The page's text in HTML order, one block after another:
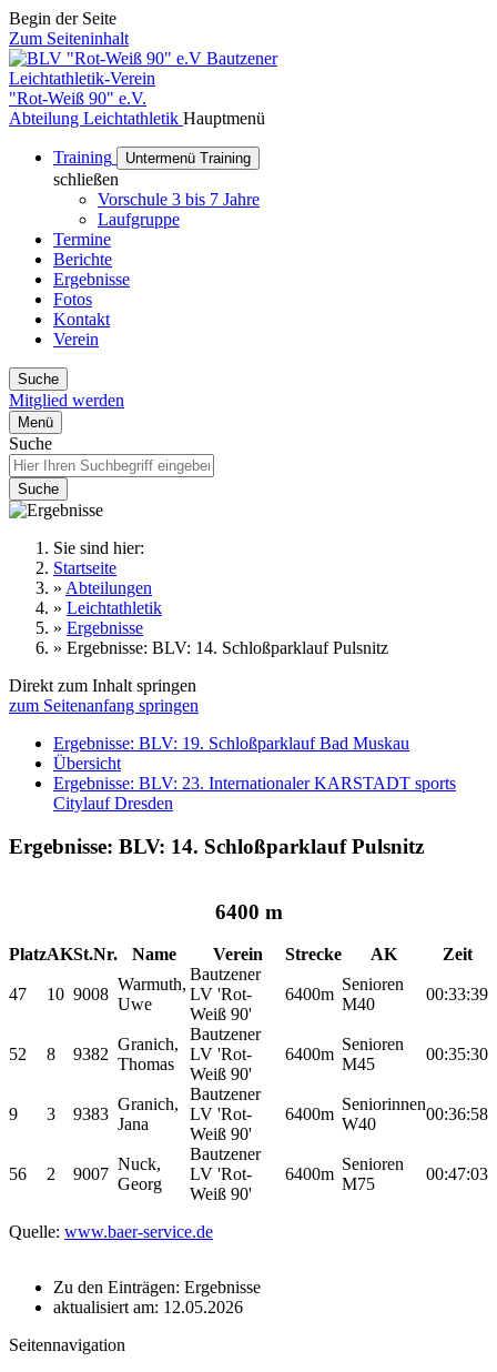
Begin der Seite
Zum Seiteninhalt
Bautzener
Leichtathletik-Verein
"Rot-Weiß 90" e.V.
Abteilung Leichtathletik Hauptmenü
Training Untermenü Training
schließen
Vorschule 3 bis 7 Jahre
Laufgruppe
Termine
Berichte
Ergebnisse
Fotos
Kontakt
Verein
Suche
Mitglied werden
Menü
Suche
Suche
Sie sind hier:
Startseite
» Abteilungen
» Leichtathletik
» Ergebnisse
» Ergebnisse: BLV: 14. Schloßparklauf Pulsnitz
Direkt zum Inhalt springen
zum Seitenanfang springen
Ergebnisse: BLV: 19. Schloßparklauf Bad Muskau
Übersicht
Ergebnisse: BLV: 23. Internationaler KARSTADT sports
Citylauf Dresden
Ergebnisse: BLV: 14. Schloßparklauf Pulsnitz
6400 m
PlatzAKSt.Nr. Name Verein Strecke AK Zeit
47 10 9008
Warmuth,
Uwe
Bautzener
LV 'Rot-
Weiß 90'
6400m
Senioren
M40
00:33:39
52 8 9382
Granich,
Thomas
Bautzener
LV 'Rot-
Weiß 90'
6400m
Senioren
M45
00:35:30
9 3 9383
Granich,
Jana
Bautzener
LV 'Rot-
Weiß 90'
6400m
Seniorinnen
W40
00:36:58
56 2 9007
Nuck,
Georg
Bautzener
LV 'Rot-
Weiß 90'
6400m
Senioren
M75
00:47:03
Quelle: www.baer-service.de
Zu den Einträgen: Ergebnisse
aktualisiert am: 12.05.2026
Seitennavigation